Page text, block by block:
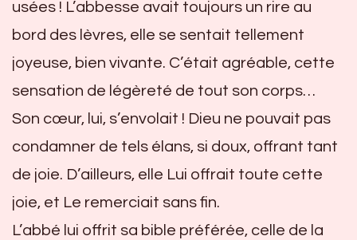
usées ! L’abbesse avait toujours un rire au
bord des lèvres, elle se sentait tellement
joyeuse, bien vivante. C’était agréable, cette
sensation de légèreté de tout son corps…
Son cœur, lui, s’envolait ! Dieu ne pouvait pas
condamner de tels élans, si doux, offrant tant
de joie. D’ailleurs, elle Lui offrait toute cette
joie, et Le remerciait sans fin.
L’abbé lui offrit sa bible préférée, celle de la